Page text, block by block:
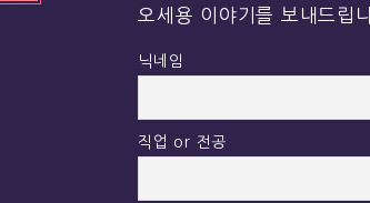
오세용 이야기를 보내드립
닉네임
직업 or 전공